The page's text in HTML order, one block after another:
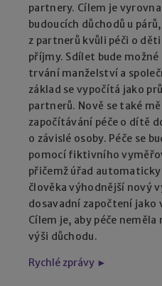
partnery. Cílem je
budoucích důchodů u
z partnerů kvůli péči o
příjmy. Sdílet bude
trvání manželství a
základ se vypočítá jako
partnerů. Nově se také
započítávání péče o dítě
o závislé osoby. Péče se
pomocí fiktivního
přičemž úřad
člověka výhodnější nový
dosavadní započtení jako
Cílem je, aby péče
výši důchodu.
Rychlé zprávy ►